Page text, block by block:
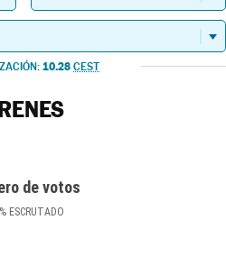
10.28 CEST
de votos
% ESCRUTADO